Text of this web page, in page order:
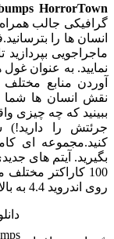
Goosebumps
جالب همراه شده
را
بپردازید تا
به عنوان غول ها،
منابع مختلف و
ها شما می
که چه چیزی واقعا
را دارید!) شهر
آیتم های جدیدی
قابل اجراست.